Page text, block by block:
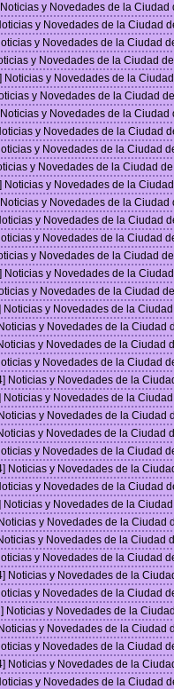
y Novedades de la
y Novedades de la Ciudad
y Novedades de la Ciudad
y Novedades de la Ciudad
Noticias y Novedades de la
y Novedades de la Ciudad
y Novedades de la
y Novedades de la Ciudad
y Novedades de la Ciudad
y Novedades de la Ciudad
Noticias y Novedades de la
y Novedades de la
y Novedades de la Ciudad
y Novedades de la Ciudad
y Novedades de la Ciudad
Noticias y Novedades de la
y Novedades de la Ciudad
Noticias y Novedades de la
y Novedades de la Ciudad
y Novedades de la Ciudad
y Novedades de la Ciudad
Noticias y Novedades de la
Noticias y Novedades de la
y Novedades de la Ciudad
y Novedades de la Ciudad
y Novedades de la Ciudad
Noticias y Novedades de la
y Novedades de la Ciudad
Noticias y Novedades de la
y Novedades de la Ciudad
y Novedades de la Ciudad
y Novedades de la Ciudad
Noticias y Novedades de la
y Novedades de la Ciudad
Noticias y Novedades de la
y Novedades de la Ciudad
y Novedades de la Ciudad
Noticias y Novedades de la
y Novedades de la Ciudad